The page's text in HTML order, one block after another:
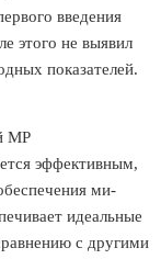
введения
этого не выявил
показателей.
MP
эффективным,
ми-
идеальные
с другими